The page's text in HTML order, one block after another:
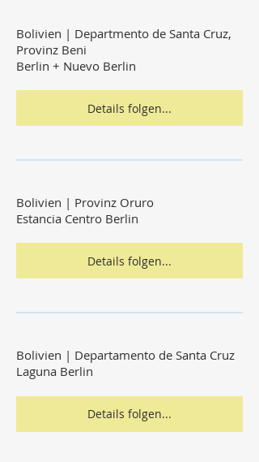
Bolivien | Departmento de Santa Cruz,
Provinz Beni
Berlin + Nuevo Berlin
Details folgen...
Bolivien | Provinz Oruro
Estancia Centro Berlin
Details folgen...
Bolivien | Departamento de Santa Cruz
Laguna Berlin
Details folgen...